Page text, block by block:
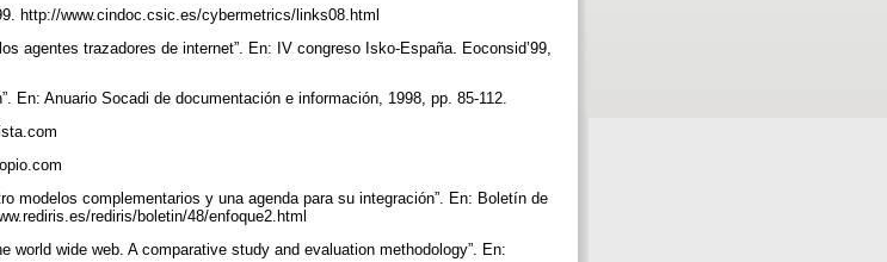
http://www.cindoc.csic.es/cybermetrics/links08.html
agentes trazadores de internet”. En: IV congreso Isko-España. Eoconsid’99,
En: Anuario Socadi de documentación e información, 1998, pp. 85-112.
modelos complementarios y una agenda para su integración”. En: Boletín de
rediris/boletin/48/enfoque2.html
world wide web. A comparative study and evaluation methodology”. En: